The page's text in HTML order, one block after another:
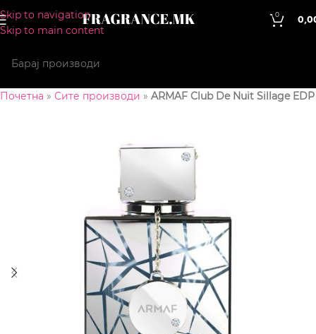
Skip to navigation
Skip to main content
0
Почетна » Сите производи » ARMAF Club De Nuit Sillage EDP